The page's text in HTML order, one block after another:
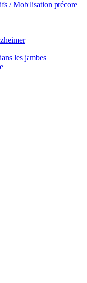
/ Mobilisation précore
les jambes